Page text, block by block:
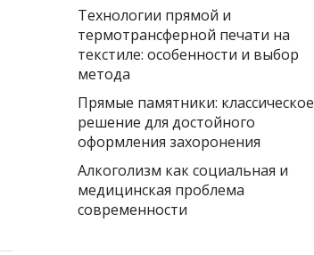
Технологии прямой и
термотрансферной печати на
текстиле: особенности и выбор
метода
Прямые памятники: классическое
решение для достойного
оформления захоронения
Алкоголизм как социальная и
медицинская проблема
современности